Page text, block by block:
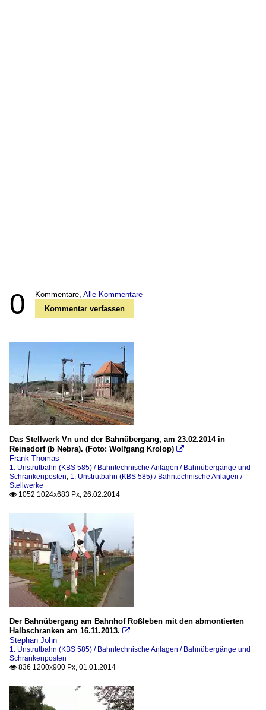
0 Kommentare, Alle Kommentare
Kommentar verfassen
Das Stellwerk Vn und der Bahnübergang, am 23.02.2014 in
Reinsdorf (b Nebra). (Foto: Wolfgang Krolop) 
Frank Thomas
1. Unstrutbahn (KBS 585) / Bahntechnische Anlagen / Bahnübergänge und
Schrankenposten, 1. Unstrutbahn (KBS 585) / Bahntechnische Anlagen /
Stellwerke
 1052 1024x683 Px, 26.02.2014
Der Bahnübergang am Bahnhof Roßleben mit den abmontierten
Halbschranken am 16.11.2013. 
Stephan John
1. Unstrutbahn (KBS 585) / Bahntechnische Anlagen / Bahnübergänge und
Schrankenposten
 836 1200x900 Px, 01.01.2014